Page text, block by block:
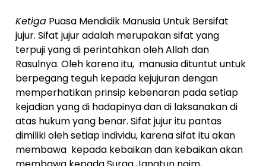
Ketiga Puasa Mendidik Manusia Untuk Bersifat
jujur. Sifat jujur adalah merupakan sifat yang
terpuji yang di perintahkan oleh Allah dan
Rasulnya. Oleh karena itu, manusia dituntut untuk
berpegang teguh kepada kejujuran dengan
memperhatikan prinsip kebenaran pada setiap
kejadian yang di hadapinya dan di laksanakan di
atas hukum yang benar. Sifat jujur itu pantas
dimiliki oleh setiap individu, karena sifat itu akan
membawa kepada kebaikan dan kebaikan akan